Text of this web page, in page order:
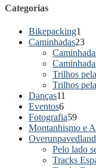
Categorias
Bikepacking1
Caminhadas23
Trilhos
Trilhos
Danças11
Eventos6
Fotografia59
Montanhismo e
Overunpavedland
Pelo lado
Tracks